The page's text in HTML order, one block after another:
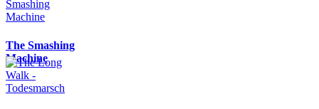
The Smashing
Machine